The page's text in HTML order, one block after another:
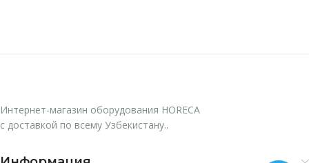
Интернет-магазин оборудования HORECA
с доставкой по всему Узбекистану..